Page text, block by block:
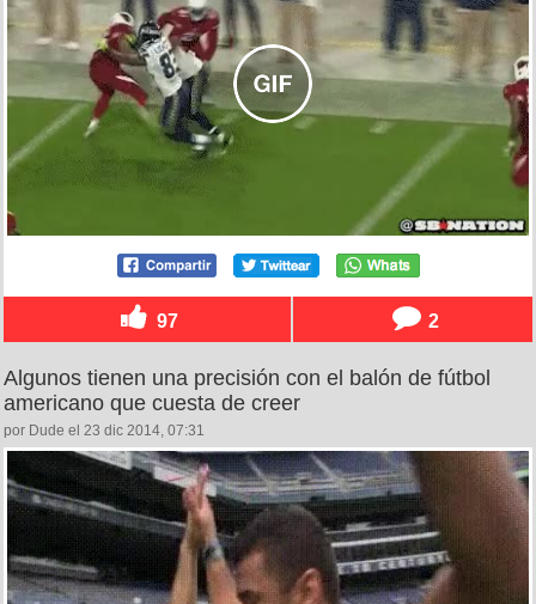
97 2
Algunos tienen una precisión con el balón de fútbol
americano que cuesta de creer
por Dude el 23 dic 2014, 07:31